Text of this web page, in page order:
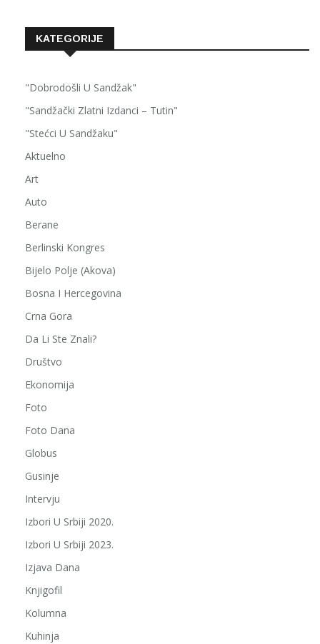
KATEGORIJE
"Dobrodošli U Sandžak"
"Sandžački Zlatni Izdanci – Tutin"
"Stećci U Sandžaku"
Aktuelno
Art
Auto
Berane
Berlinski Kongres
Bijelo Polje (Akova)
Bosna I Hercegovina
Crna Gora
Da Li Ste Znali?
Društvo
Ekonomija
Foto
Foto Dana
Globus
Gusinje
Intervju
Izbori U Srbiji 2020.
Izbori U Srbiji 2023.
Izjava Dana
Knjigofil
Kolumna
Kuhinja